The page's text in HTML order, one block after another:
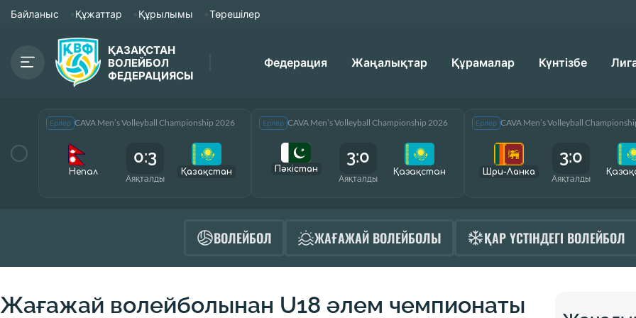
Байланыс Құжаттар Құрылымы Төрешілер
ҚАЗАҚСТАН
ВОЛЕЙБОЛ
ФЕДЕРАЦИЯСЫ
Федерация Жаңалықтар Құрамалар Күнтізбе
Ерлер CAVA Men’s Volleyball Championship 2026
Непал
0:3
Аяқталды
Қазақcтан
Ерлер CAVA Men’s Volleyball Championship 2026
Пәкістан
3:0
Аяқталды
Қазақcтан
Ерлер CAVA Men’s Volleyball
Шри-Ланка
3:0
Аяқталды
ВОЛЕЙБОЛ ЖАҒАЖАЙ ВОЛЕЙБОЛЫ ҚАР ҮСТІНДЕГІ ВОЛЕЙБОЛ
Жағажай волейболынан U18 әлем чемпионаты